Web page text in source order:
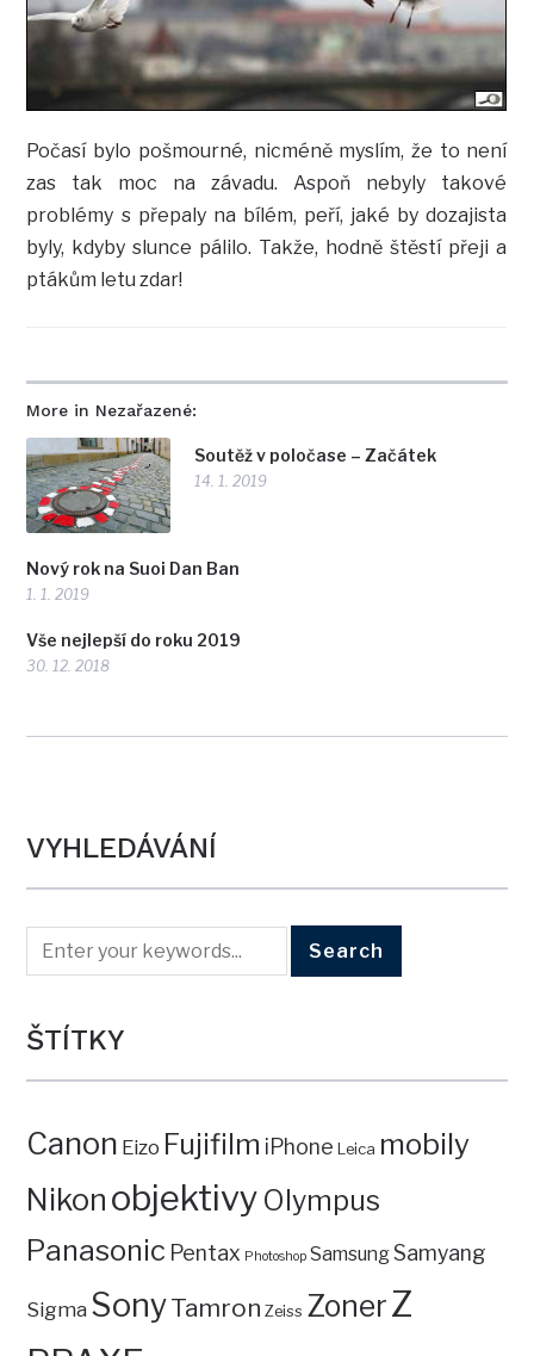
More in Nezařazené:
Soutěž v poločase – Začátek
14. 1. 2019
Nový rok na Suoi Dan Ban
1. 1. 2019
Vše nejlepší do roku 2019
30. 12. 2018
Počasí bylo pošmourné, nicméně myslím, že to není
zas tak moc na závadu. Aspoň nebyly takové
problémy s přepaly na bílém, peří, jaké by dozajista
byly, kdyby slunce pálilo. Takže, hodně štěstí přeji a
ptákům letu zdar!
VYHLEDÁVÁNÍ
ŠTÍTKY
Canon Eizo Fujifilm iPhone Leica mobily
Nikon objektivy Olympus
Panasonic Pentax Photoshop SamsungSamyang
Sigma SonyTamron Zeiss ZonerZ